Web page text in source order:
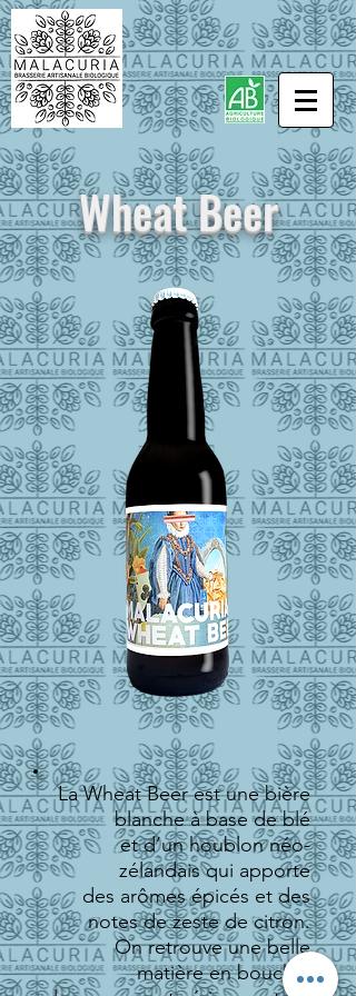
Wheat Beer
La Wheat Beer est une bière
blanche à base de blé
et d’un houblon néo-
zélandais qui apporte
des arômes épicés et des
notes de zeste de citron.
On retrouve une belle
matière en bouche,